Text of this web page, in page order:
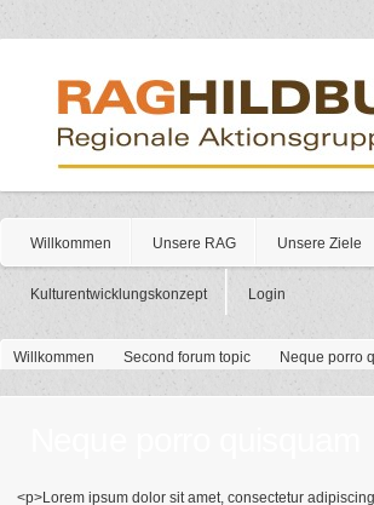
Willkommen Unsere RAG Unsere Ziele
Kulturentwicklungskonzept Login
Sie sind hier
Willkommen Second forum topic Neque porro
<p>Lorem ipsum dolor sit amet, consectetur